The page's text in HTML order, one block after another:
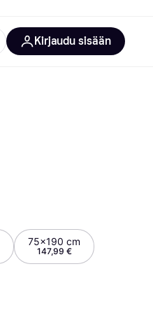
Kirjaudu sisään
75x190 cm
147,99 €